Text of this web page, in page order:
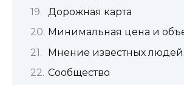
Дорожная карта
Минимальная цена и
Мнение известных людей
Сообщество